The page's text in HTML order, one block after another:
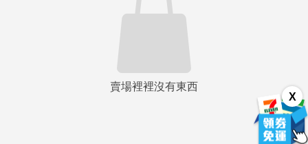
X
賣場裡裡沒有東西